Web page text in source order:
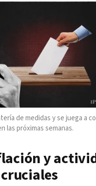
de medidas y se juega a
las próximas semanas.
y